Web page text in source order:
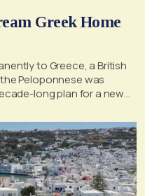
Greek Home
to Greece, a British
Peloponnese was
long plan for a new